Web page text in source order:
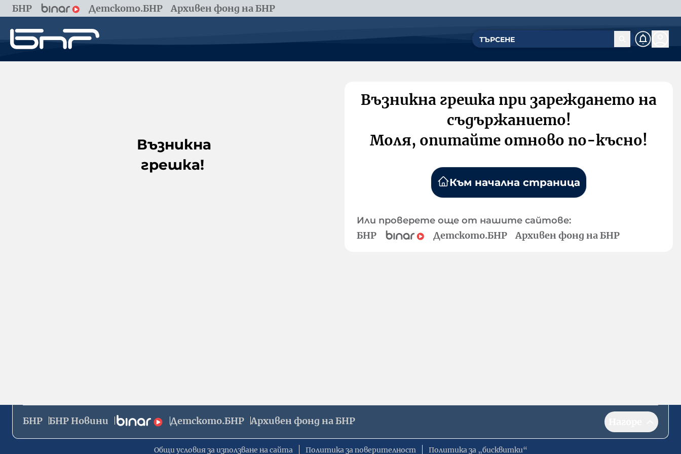
БНР Детското.БНР Архивен фонд на БНР
Възникна
грешка!
Възникна грешка при зареждането на
съдържанието!
Моля, опитайте отново по-късно!
Към начална страница
Или проверете още от нашите сайтове:
БНР Детското.БНР Архивен фонд на БНР
БНР БНР Новини Детското.БНР Архивен фонд на БНР
Общи условия за използване на сайта Политика за поверителност Политика за „бисквитки“